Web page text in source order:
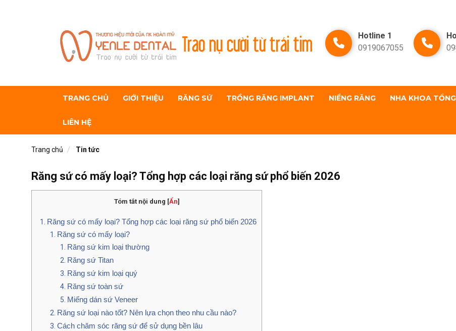
Trao nụ cười từ trái tim
Hotline 1
0919067055
TRANG CHỦ GIỚI THIỆU RĂNG SỨ TRỒNG RĂNG IMPLANT NIỀNG RĂNG NHA KHOA
LIÊN HỆ
Trang chủ Tin tức
Răng sứ có mấy loại? Tổng hợp các loại răng sứ phổ biến 2026
Tóm tắt nội dung [Ẩn]
Răng sứ có mấy loại? Tổng hợp các loại răng sứ phổ biến 2026
Răng sứ có mấy loại?
Răng sứ kim loại thường
Răng sứ Titan
Răng sứ kim loại quý
Răng sứ toàn sứ
Miếng dán sứ Veneer
Răng sứ loại nào tốt? Nên lựa chọn theo nhu cầu nào?
Cách chăm sóc răng sứ để sử dụng bền lâu